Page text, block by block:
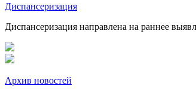
Диспансеризация
Диспансеризация направлена на раннее
Архив новостей